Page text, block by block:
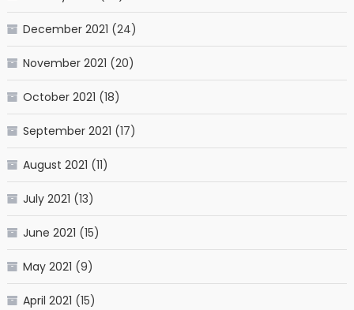
December 2021 (24)
November 2021 (20)
October 2021 (18)
September 2021 (17)
August 2021 (11)
July 2021 (13)
June 2021 (15)
May 2021 (9)
April 2021 (15)